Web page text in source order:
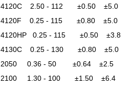
4120C 2.50 - 112
4120F 0.25 - 115
4120HP 0.25 - 115
4130C 0.25 - 130
2050 0.36 - 50
2100 1.30 - 100